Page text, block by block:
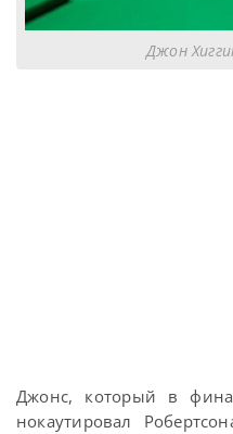
Джон
Джонс, который в
нокаутировал